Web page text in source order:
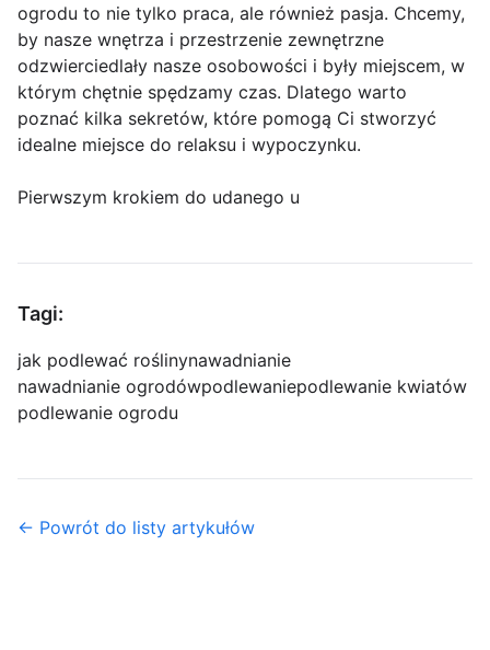
ogrodu to nie tylko praca, ale również pasja. Chcemy,
by nasze wnętrza i przestrzenie zewnętrzne
odzwierciedlały nasze osobowości i były miejscem, w
którym chętnie spędzamy czas. Dlatego warto
poznać kilka sekretów, które pomogą Ci stworzyć
idealne miejsce do relaksu i wypoczynku.
Pierwszym krokiem do udanego u
Tagi:
jak podlewać roślinynawadnianie
nawadnianie ogrodówpodlewaniepodlewanie kwiatów
podlewanie ogrodu
← Powrót do listy artykułów